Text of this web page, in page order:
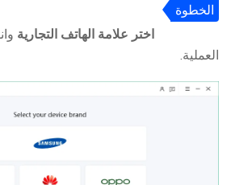
الخطوة
اختر علامة الهاتف التجارية
العملية.